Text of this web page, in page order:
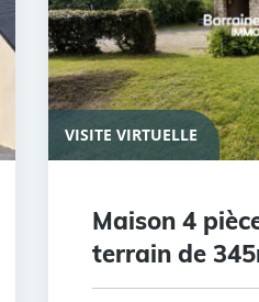
VISITE VIRTUELLE
Maison 4
terrain de